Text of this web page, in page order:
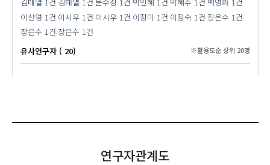
김태열 1건 김태열 1건 문수정 1건 박인혜 1건 박혜주 1건 백영화 1건
이선영 1건 이시우 1건 이시우 1건 이정미 1건 이정숙 1건 장은수 1건
장은수 1건 장은수 1건
유사연구자 ( 20)
※활용도순 상위 20명
연구자관계도
Moon, Sujeong
박인혜